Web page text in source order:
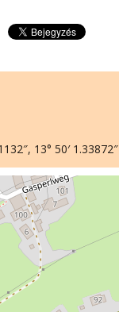
13° 50′ 1.33872″